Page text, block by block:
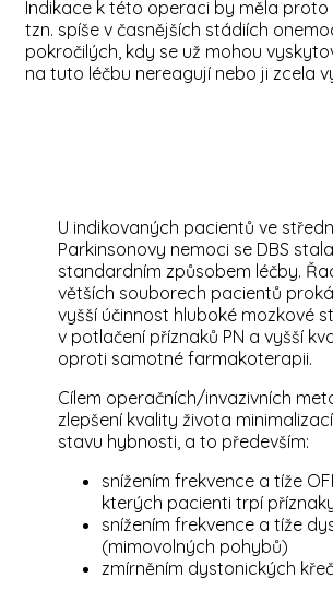
Indikace k této operaci by měla proto
tzn. spíše v časnějších stádiích
pokročilých, kdy se už mohou
na tuto léčbu nereagují nebo ji zcela
U indikovaných pacientů ve
Parkinsonovy nemoci se DBS
standardním způsobem léčby.
větších souborech pacientů
vyšší účinnost hluboké mozkové
v potlačení příznaků PN a vyšší
oproti samotné farmakoterapii.
Cílem operačních/invazivních
zlepšení kvality života
stavu hybnosti, a to především:
snížením frekvence a tíže
kterých pacienti trpí
snížením frekvence a tíže
(mimovolných pohybů)
zmírněním dystonických